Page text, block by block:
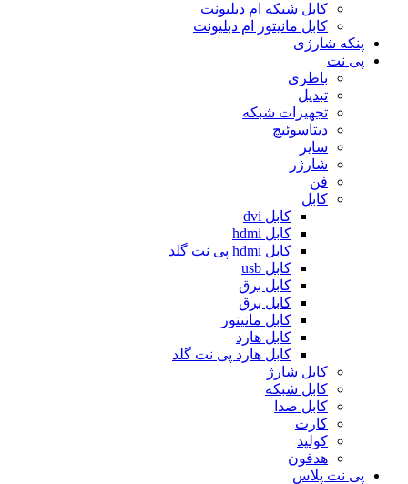
کابل شبکه ام دبلیونت
کابل مانیتور ام دبلیونت
پنکه شارژی
پی نت
باطری
تبدیل
تجهیزات شبکه
دیتاسوئیچ
سایر
شارژر
فن
کابل
کابل dvi
کابل hdmi
کابل hdmi پی نت گلد
کابل usb
کابل برق
کابل برق
کابل مانیتور
کابل هارد
کابل هارد پی نت گلد
کابل شارژ
کابل شبکه
کابل صدا
کارت
کولپد
هدفون
پی نت پلاس